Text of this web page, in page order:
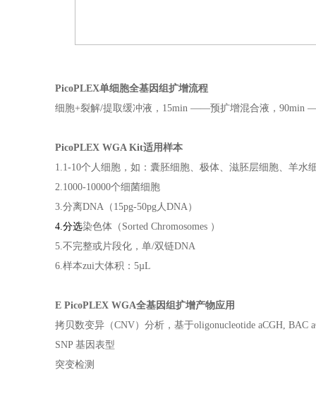
PicoPLEX单细胞全基因组扩增流程
细胞+裂解/提取缓冲液，15min ——预扩增混合液，
PicoPLEX WGA Kit适用样本
1.1-10个人细胞，如：囊胚细胞、极体、滋胚层细胞、羊水
2.1000-10000个细菌细胞
3.分离DNA（15pg-50pg人DNA）
4.分选染色体（Sorted Chromosomes ）
5.不完整或片段化，单/双链DNA
6.样本zui大体积：5µL
E PicoPLEX WGA全基因组扩增产物应用
拷贝数变异（CNV）分析，基于oligonucleotide aCGH, BAC
SNP 基因表型
突变检测